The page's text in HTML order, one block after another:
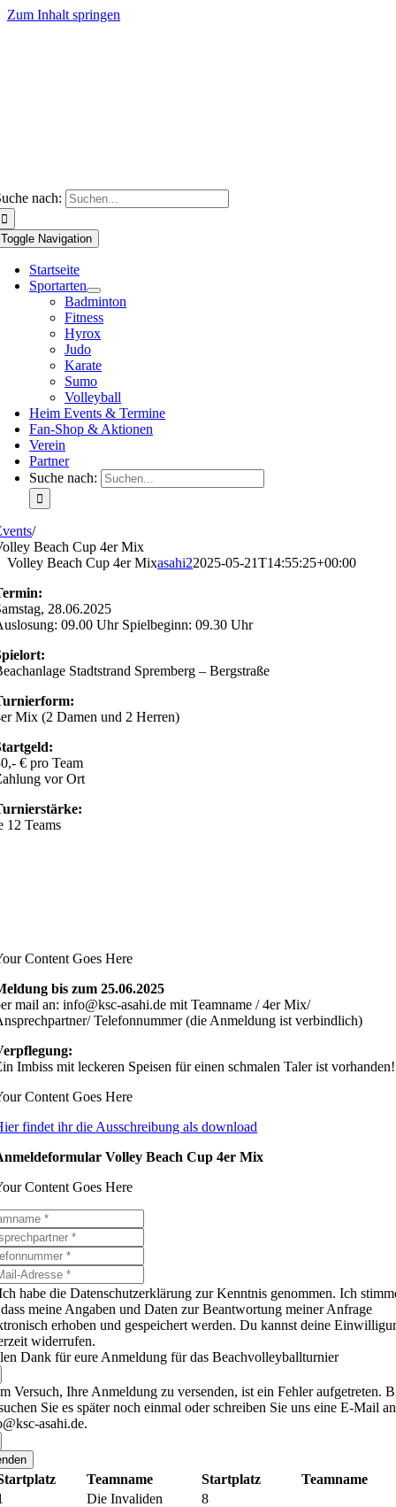
Zum Inhalt springen
nach:
Toggle Navigation
Startseite
Sportarten
Badminton
Fitness
Hyrox
Judo
Karate
Sumo
Volleyball
Heim Events & Termine
Fan-Shop & Aktionen
Verein
Partner
Suche nach:
/
Beach Cup 4er Mix
Volley Beach Cup 4er Mixasahi22025-05-21T14:55:25+00:00
28.06.2025
09.00 Uhr Spielbeginn: 09.30 Uhr
Stadtstrand Spremberg – Bergstraße
Mix (2 Damen und 2 Herren)
€ pro Team
vor Ort
12 Teams
Content Goes Here
bis zum 25.06.2025
mail an: info@ksc-asahi.de mit Teamname / 4er Mix/
Telefonnummer (die Anmeldung ist verbindlich)
Imbiss mit leckeren Speisen für einen schmalen Taler ist vorhanden!
Content Goes Here
findet ihr die Ausschreibung als download
Volley Beach Cup 4er Mix
Content Goes Here
habe die Datenschutzerklärung zur Kenntnis genommen. Ich
meine Angaben und Daten zur Beantwortung meiner Anfrage
erhoben und gespeichert werden. Du kannst deine
widerrufen.
Dank für eure Anmeldung für das Beachvolleyballturnier
Versuch, Ihre Anmeldung zu versenden, ist ein Fehler aufgetreten.
Sie es später noch einmal oder schreiben Sie uns eine E-Mail an
asahi.de.
Teamname Startplatz
Teamname
Die Invaliden
8